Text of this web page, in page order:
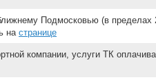
Подмосковью (в пределах
на странице
компании, услуги ТК